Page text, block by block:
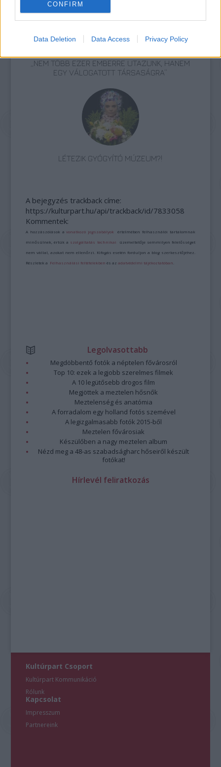
CONFIRM
Data Deletion Data Access Privacy Policy
„NEM TÖBB EZER EMBERRE UTAZUNK, HANEM
EGY VÁLOGATOTT TÁRSASÁGRA”
LÉTEZIK GYÓGYÍTÓ MÚZEUM?!
A bejegyzés trackback címe:
https://kulturpart.hu/api/trackback/id/7833058
Kommentek:
A hozzászólások avonatkozó jogszabályok értelmében felhasználói tartalomnak
minősülnek, értük a szolgáltatás technikai üzemeltetője semmilyen felelősséget
nem vállal, azokat nem ellenőrzi. Kifogás esetén forduljon a blog szerkesztőjéhez.
Részletek a Felhasználási feltételekben és azadatvédelmi tájékoztatóban
Legolvasottabb
Megdöbbentő fotók a néptelen fővárosról
Top 10: ezek a legjobb szerelmes filmek
A 10 legütősebb drogos film
Megjöttek a meztelen hősnők
Meztelenség és anatómia
A forradalom egy holland fotós szemével
A legizgalmasabb fotók 2015-ből
Meztelen fővárosiak
Készülőben a nagy meztelen album
Nézd meg a 48-as szabadságharc hőseiről készült
fotókat!
Hírlevél feliratkozás
Kultúrpart Csoport
Kultúrpart Kommunikáció
Rólunk
Kapcsolat
Impresszum
Partnereink